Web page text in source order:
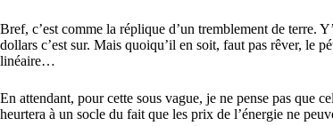
Bref, c’est comme la réplique d’un tremblement de terre.
dollars c’est sur. Mais quoiqu’il en soit, faut pas rêver, le
linéaire…
En attendant, pour cette sous vague, je ne pense pas que
heurtera à un socle du fait que les prix de l’énergie ne